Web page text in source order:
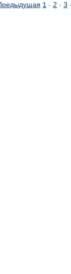
1 - 2 - 3